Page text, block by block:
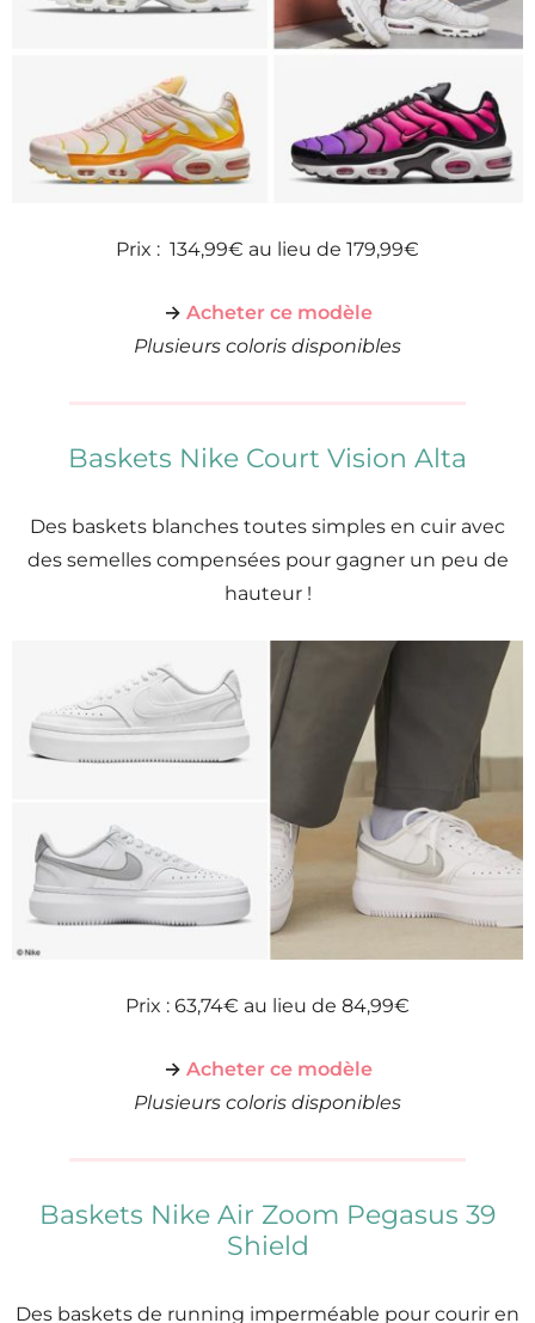
Prix : 134,99€ au lieu de 179,99€
→ Acheter ce modèle
Plusieurs coloris disponibles
Baskets Nike Court Vision Alta
Des baskets blanches toutes simples en cuir avec
des semelles compensées pour gagner un peu de
hauteur !
Prix : 63,74€ au lieu de 84,99€
→ Acheter ce modèle
Plusieurs coloris disponibles
Baskets Nike Air Zoom Pegasus 39
Shield
Des baskets de running imperméable pour courir en